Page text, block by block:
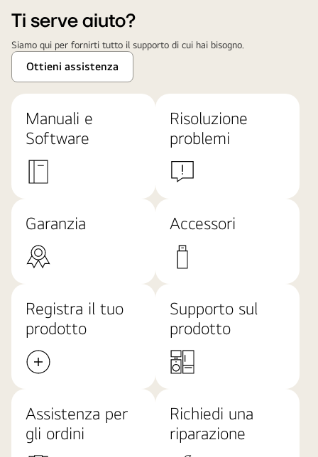
Ti serve aiuto?
Siamo qui per fornirti tutto il supporto di cui hai bisogno.
Ottieni assistenza
Manuali e
Software
Risoluzione
problemi
Garanzia Accessori
Registra il tuo
prodotto
Supporto sul
prodotto
Assistenza per
gli ordini
Richiedi una
riparazione